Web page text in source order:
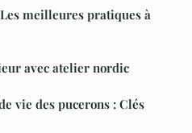
meilleures pratiques à
avec atelier nordic
vie des pucerons : Clés